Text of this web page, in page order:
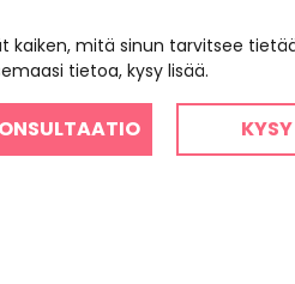
kaiken, mitä sinun tarvitsee
tietoa, kysy lisää.
KYSY